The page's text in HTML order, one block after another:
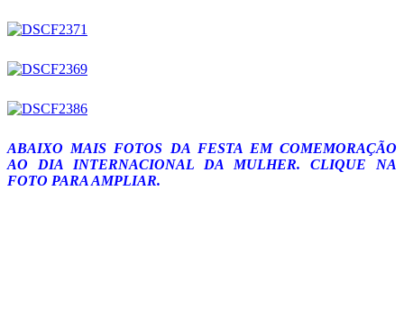
ABAIXO MAIS FOTOS DA FESTA EM COMEMORAÇÃO
AO DIA INTERNACIONAL DA MULHER. CLIQUE NA
FOTO PARA AMPLIAR.